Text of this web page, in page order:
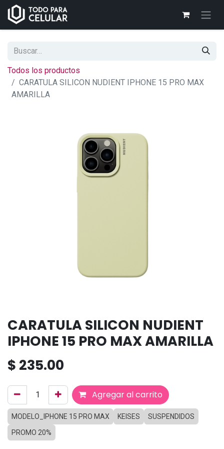
Todos los productos
CARATULA SILICON NUDIENT IPHONE 15 PRO MAX
AMARILLA
CARATULA SILICON NUDIENT
IPHONE 15 PRO MAX AMARILLA
$ 235.00
Agregar al carrito
MODELO_IPHONE 15 PRO MAX KEISES
SUSPENDIDOS
PROMO 20%